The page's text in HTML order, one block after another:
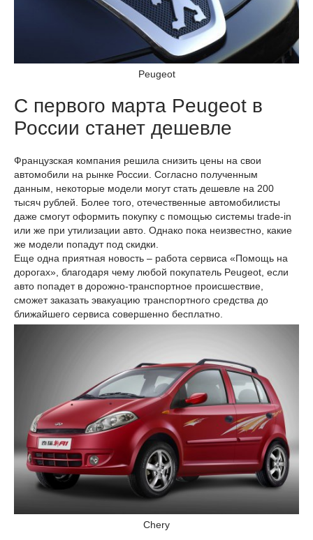
Peugeot
С первого марта Peugeot в
России станет дешевле
Французская компания решила снизить цены на свои
автомобили на рынке России. Согласно полученным
данным, некоторые модели могут стать дешевле на 200
тысяч рублей. Более того, отечественные автомобилисты
даже смогут оформить покупку с помощью системы trade-in
или же при утилизации авто. Однако пока неизвестно, какие
же модели попадут под скидки.
Еще одна приятная новость – работа сервиса «Помощь на
дорогах», благодаря чему любой покупатель Peugeot, если
авто попадет в дорожно-транспортное происшествие,
сможет заказать эвакуацию транспортного средства до
ближайшего сервиса совершенно бесплатно.
Chery